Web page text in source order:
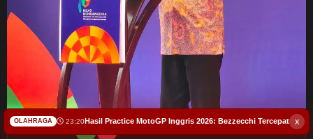
Pendidikan
Hukum dan Kriminal
Kesehatan x
OLAHRAGA 23:20Hasil Practice MotoGP Inggris 2026: Bezzecchi Tercepat